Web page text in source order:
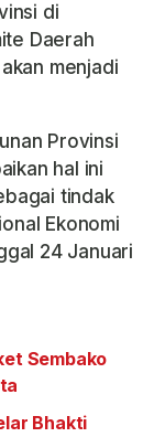
di
Daerah
menjadi
Provinsi
hal ini
tindak
Ekonomi
24 Januari
Sembako
Bhakti